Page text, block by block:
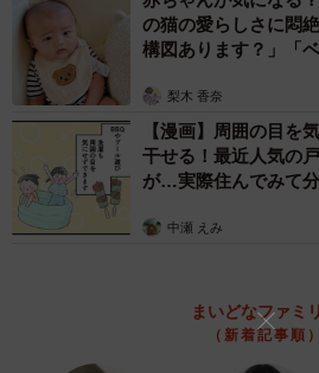
息子とサンタに手紙を書いていた
欲しい」と言ったら「いっぺん書
人ってバレへんかもしれんよ」と
を感じてしまったことも。すべて
ーーこの時期ならではの、パパママ
「クリスマスプレゼント」は「XP
で、例えば「XPどこに置いとく？
の猫の愛らしさに悶
構図あります？」「
梨木 香奈
【漫画】周囲の目を
干せる！最近人気の
が…実際住んでみて
中瀬 えみ
まいどなファミ
（新着記事順）